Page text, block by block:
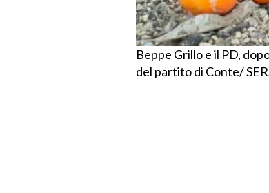
Beppe Grillo e il PD,
del partito di Conte/